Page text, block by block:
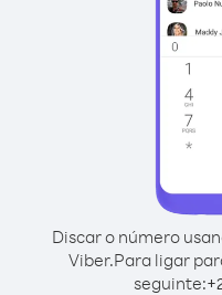
Discar o número
Viber.Para ligar
seguinte:+